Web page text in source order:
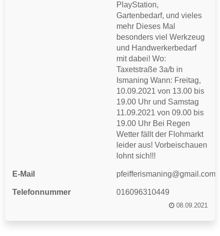
PlayStation,
Gartenbedarf, und vieles
mehr Dieses Mal
besonders viel Werkzeug
und Handwerkerbedarf
mit dabei! Wo:
Taxetstraße 3a/b in
Ismaning Wann: Freitag,
10.09.2021 von 13.00 bis
19.00 Uhr und Samstag
11.09.2021 von 09.00 bis
19.00 Uhr Bei Regen
Wetter fällt der Flohmarkt
leider aus! Vorbeischauen
lohnt sich!!!
E-Mail pfeifferismaning@gmail.com
Telefonnummer 016096310449
08.09.2021